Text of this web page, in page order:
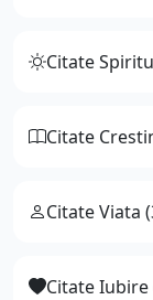
Citate
Citate
Citate Viata
Citate Iubire